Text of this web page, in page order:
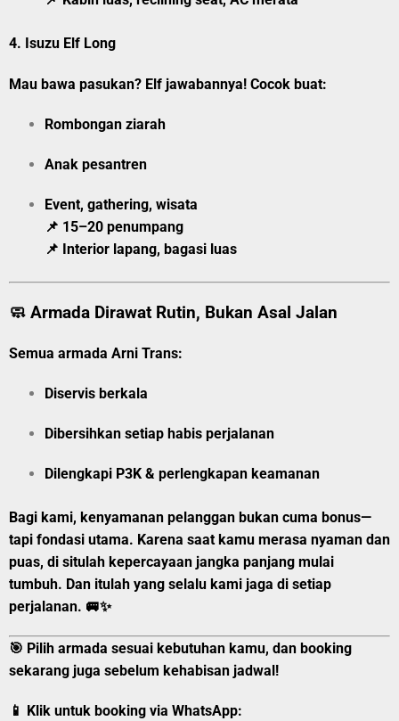
4. Isuzu Elf Long
Mau bawa pasukan? Elf jawabannya! Cocok buat:
Rombongan ziarah
Anak pesantren
Event, gathering, wisata
📌 15–20 penumpang
📌 Interior lapang, bagasi luas
🧼 Armada Dirawat Rutin, Bukan Asal Jalan
Semua armada Arni Trans:
Diservis berkala
Dibersihkan setiap habis perjalanan
Dilengkapi P3K & perlengkapan keamanan
Bagi kami, kenyamanan pelanggan bukan cuma bonus—
tapi fondasi utama. Karena saat kamu merasa nyaman dan
puas, di situlah kepercayaan jangka panjang mulai
tumbuh. Dan itulah yang selalu kami jaga di setiap
perjalanan. 🚐✨
🎯 Pilih armada sesuai kebutuhan kamu, dan booking
sekarang juga sebelum kehabisan jadwal!
📱 Klik untuk booking via WhatsApp: